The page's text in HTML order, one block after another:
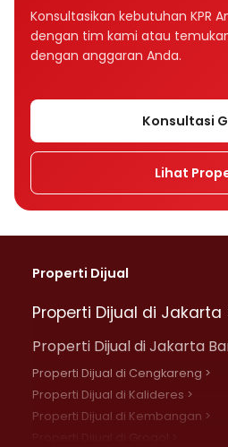
Konsultasikan kebutuhan KPR
dengan tim kami atau
dengan anggaran Anda.
Konsultasi
Lihat
Properti Dijual
Properti Dijual di Jakarta
Properti Dijual di Jakarta
Properti Dijual di Cengkareng >
Properti Dijual di Kalideres >
Properti Dijual di Kembangan >